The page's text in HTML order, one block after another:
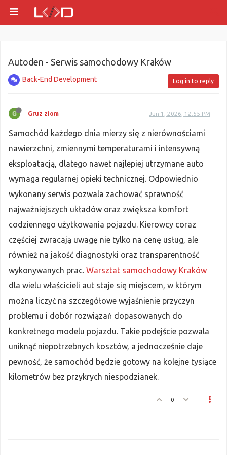
Autoden - Serwis samochodowy Kraków
Back-End Development Log in to reply
Gruz ziom Jun 1, 2026, 12:55 PM
Samochód każdego dnia mierzy się z nierównościami
nawierzchni, zmiennymi temperaturami i intensywną
eksploatacją, dlatego nawet najlepiej utrzymane auto
wymaga regularnej opieki technicznej. Odpowiednio
wykonany serwis pozwala zachować sprawność
najważniejszych układów oraz zwiększa komfort
codziennego użytkowania pojazdu. Kierowcy coraz
częściej zwracają uwagę nie tylko na cenę usług, ale
również na jakość diagnostyki oraz transparentność
wykonywanych prac. Warsztat samochodowy Kraków
dla wielu właścicieli aut staje się miejscem, w którym
można liczyć na szczegółowe wyjaśnienie przyczyn
problemu i dobór rozwiązań dopasowanych do
konkretnego modelu pojazdu. Takie podejście pozwala
uniknąć niepotrzebnych kosztów, a jednocześnie daje
pewność, że samochód będzie gotowy na kolejne tysiące
kilometrów bez przykrych niespodzianek.
0